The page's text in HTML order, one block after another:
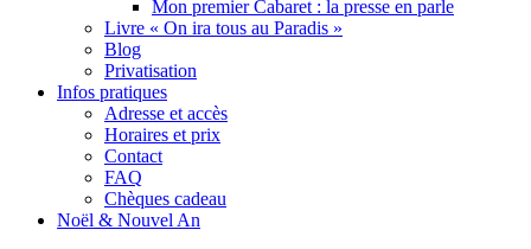
Mon premier Cabaret : la presse en parle
Livre « On ira tous au Paradis »
Blog
Privatisation
Infos pratiques
Adresse et accès
Horaires et prix
Contact
FAQ
Chèques cadeau
Noël & Nouvel An